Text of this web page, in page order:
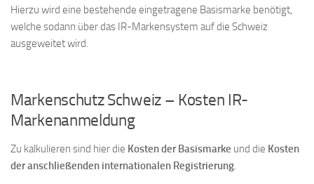
Hierzu wird eine bestehende eingetragene Basismarke benötigt,
welche sodann über das IR-Markensystem auf die Schweiz
ausgeweitet wird.
Markenschutz Schweiz – Kosten IR-
Markenanmeldung
Zu kalkulieren sind hier die Kosten der Basismarke und die Kosten
der anschließenden internationalen Registrierung.